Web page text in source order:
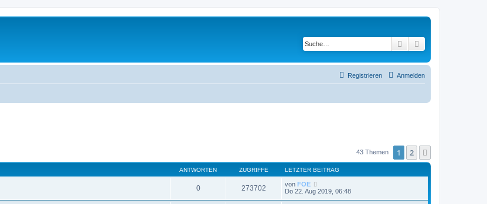
Suche
Anmelden
Registrieren
43 Themen 1 2
ANTWORTEN ZUGRIFFE LETZTER BEITRAG
0 273702 von FOE
Do 22. Aug 2019, 06:48